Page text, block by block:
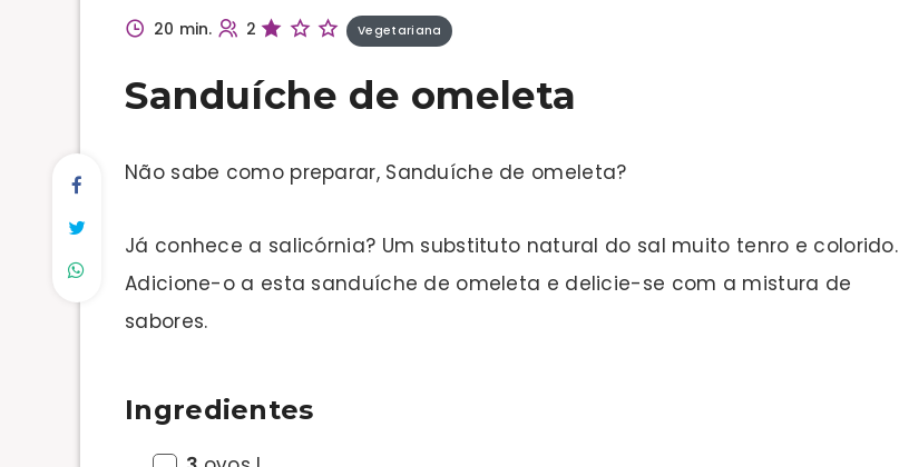
20 min. 2 Vegetariana
Sanduíche de omeleta
Não sabe como preparar, Sanduíche de omeleta?
Já conhece a salicórnia? Um substituto natural do sal muito tenro e colorido.
Adicione-o a esta sanduíche de omeleta e delicie-se com a mistura de
sabores.
Ingredientes